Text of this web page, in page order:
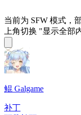
当前为 SFW 模式，
上角切换 "显示全部
鲲 Galgame
补丁